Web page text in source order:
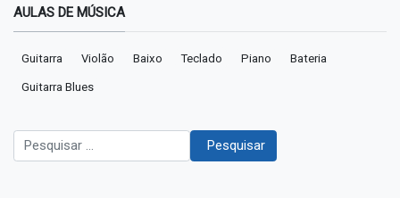
AULAS DE MÚSICA
Guitarra Violão Baixo Teclado Piano Bateria
Guitarra Blues
Pesquisar Pesquisar